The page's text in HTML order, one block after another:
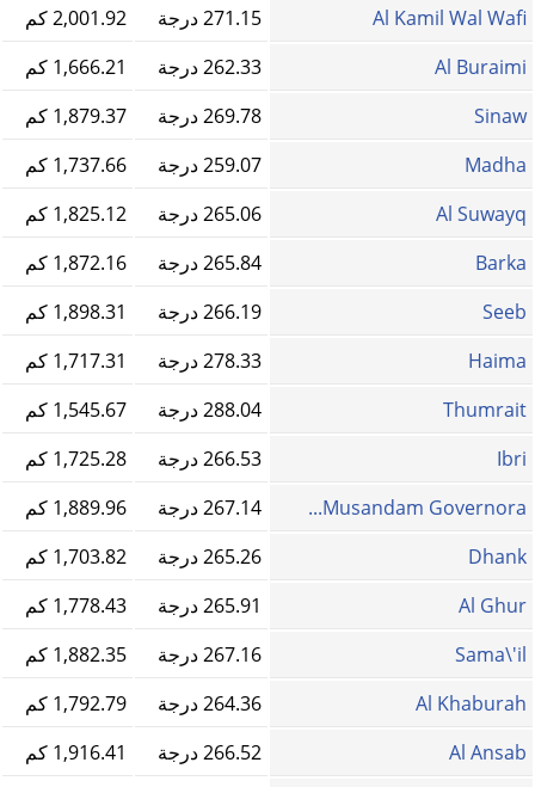
Al Kamil Wal Wafi
271.15 درجة
2,001.92 كم
Al Buraimi
262.33 درجة
1,666.21 كم
Sinaw
269.78 درجة
1,879.37 كم
Madha
259.07 درجة
1,737.66 كم
Al Suwayq
265.06 درجة
1,825.12 كم
Barka
265.84 درجة
1,872.16 كم
Seeb
266.19 درجة
1,898.31 كم
Haima
278.33 درجة
1,717.31 كم
Thumrait
288.04 درجة
1,545.67 كم
Ibri
266.53 درجة
1,725.28 كم
Musandam Governora...
267.14 درجة
1,889.96 كم
Dhank
265.26 درجة
1,703.82 كم
Al Ghur
265.91 درجة
1,778.43 كم
Sama\'il
267.16 درجة
1,882.35 كم
Al Khaburah
264.36 درجة
1,792.79 كم
Al Ansab
266.52 درجة
1,916.41 كم